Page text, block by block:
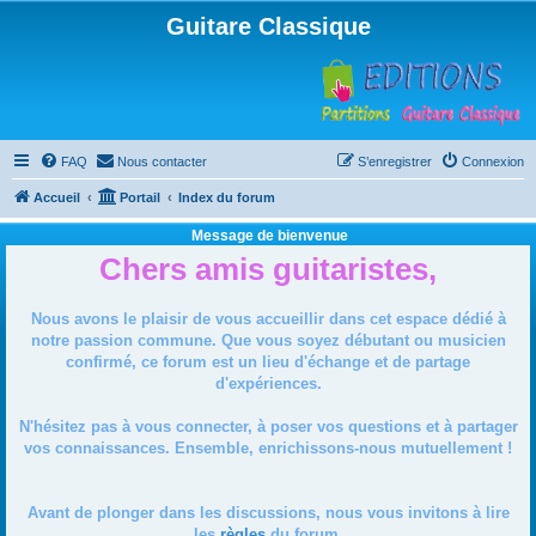
Guitare Classique
FAQ Nous contacter Connexion
S’enregistrer
Accueil Portail Index du forum
Message de bienvenue
Chers amis guitaristes,
Nous avons le plaisir de vous accueillir dans cet espace dédié à
notre passion commune. Que vous soyez débutant ou musicien
confirmé, ce forum est un lieu d'échange et de partage
d'expériences.
N'hésitez pas à vous connecter, à poser vos questions et à partager
vos connaissances. Ensemble, enrichissons-nous mutuellement !
Avant de plonger dans les discussions, nous vous invitons à lire